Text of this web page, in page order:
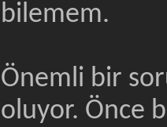
bilemem.
Önemli bir
oluyor. Önce